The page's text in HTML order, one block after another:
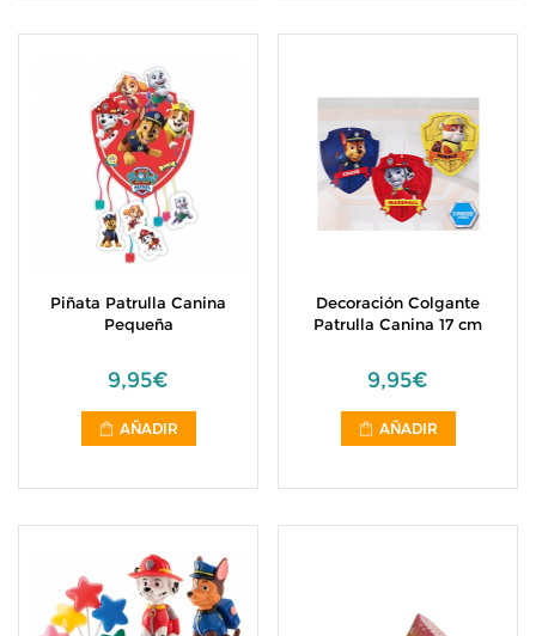
Piñata Patrulla Canina
Pequeña
9,95€
AÑADIR
Decoración Colgante
Patrulla Canina 17 cm
9,95€
AÑADIR